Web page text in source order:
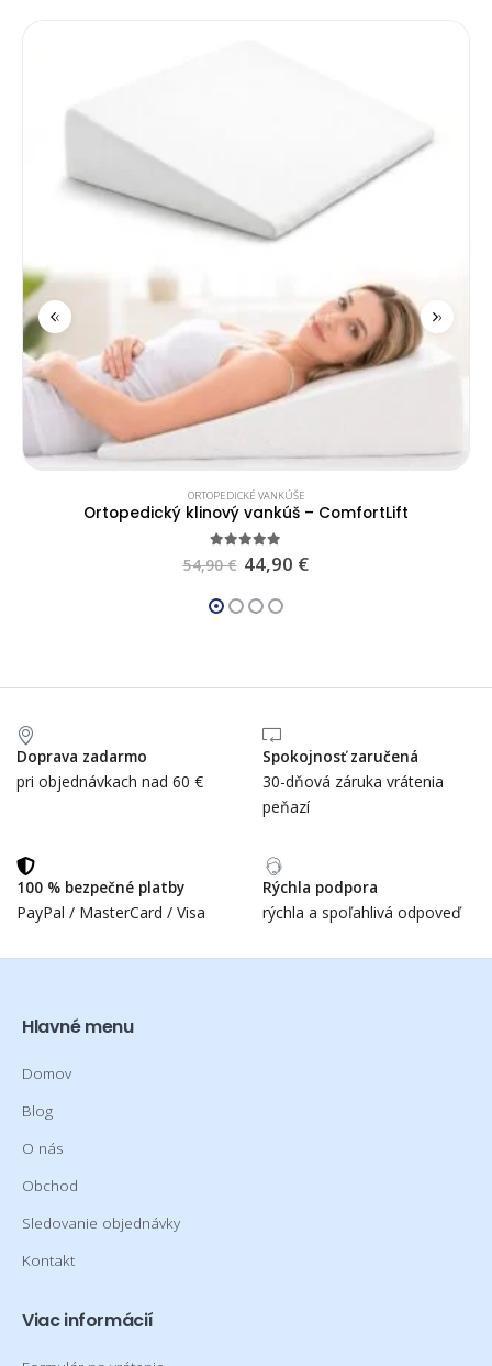
ORTOPEDICKÉ VANKÚŠE
Ortopedický klinový vankúš – ComfortLift
out of 5
54,90€ 44,90 €
‹ ›
Doprava zadarmo
pri objednávkach nad 60 €
Spokojnosť zaručená
30-dňová záruka vrátenia
peňazí
100 % bezpečné platby
PayPal / MasterCard / Visa
Rýchla podpora
rýchla a spoľahlivá odpoveď
Hlavné menu
Domov
Blog
O nás
Obchod
Sledovanie objednávky
Kontakt
Viac informácií